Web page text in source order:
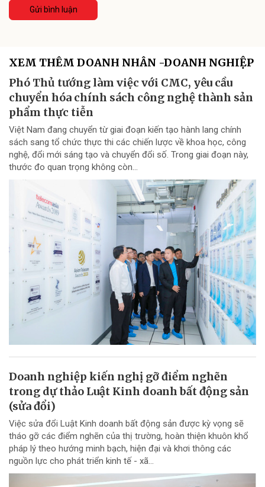
Gửi bình luận
XEM THÊM DOANH NHÂN -DOANH NGHIỆP
Phó Thủ tướng làm việc với CMC, yêu cầu
chuyển hóa chính sách công nghệ thành sản
phẩm thực tiễn
Việt Nam đang chuyển từ giai đoạn kiến tạo hành lang chính
sách sang tổ chức thực thi các chiến lược về khoa học, công
nghệ, đổi mới sáng tạo và chuyển đổi số. Trong giai đoạn này,
thước đo quan trọng không còn...
Doanh nghiệp kiến nghị gỡ điểm nghẽn
trong dự thảo Luật Kinh doanh bất động sản
(sửa đổi)
Việc sửa đổi Luật Kinh doanh bất động sản được kỳ vọng sẽ
tháo gỡ các điểm nghẽn của thị trường, hoàn thiện khuôn khổ
pháp lý theo hướng minh bạch, hiện đại và khơi thông các
nguồn lực cho phát triển kinh tế - xã...